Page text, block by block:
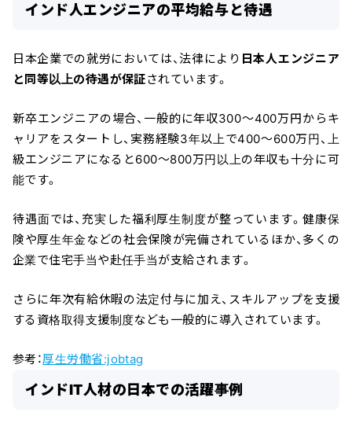
インド人エンジニアの平均給与と待遇
日本企業での就労においては、法律により 日本人エンジニア
と同等以上の待遇が保証されています。
新卒エンジニアの場合、一般的に年収300～400万円からキ
ャリアをスタートし、実務経験3年以上で400～600万円、上
級エンジニアになると600～800万円以上の年収も十分に可
能です。
待遇面では、充実した福利厚生制度が整っています。健康保
険や厚生年金などの社会保険が完備されているほか、多くの
企業で住宅手当や赴任手当が支給されます。
さらに年次有給休暇の法定付与に加え、スキルアップを支援
する資格取得支援制度なども一般的に導入されています。
参考：厚生労働省:jobtag
インドIT人材の日本での活躍事例